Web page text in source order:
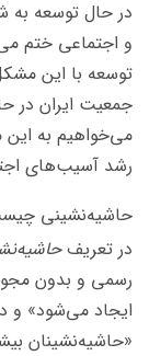
در حال توسعه به
و اجتماعی ختم
توسعه با این
جمعیت ایران در
می‌خواهیم به
رشد آسیب‌های
حاشیه‌نشینی
در تعریف
رسمی و بدون مجوز
ایجاد می‌شود» و
«حاشیه‌نشینان